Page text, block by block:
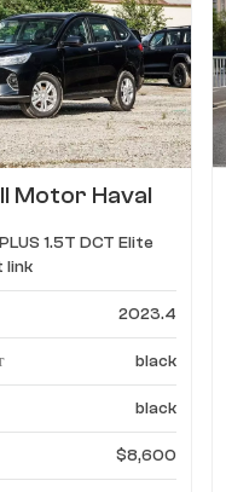
Motor Haval
link1.5T DCT Elite
link
2023.4
black
black
$8,600